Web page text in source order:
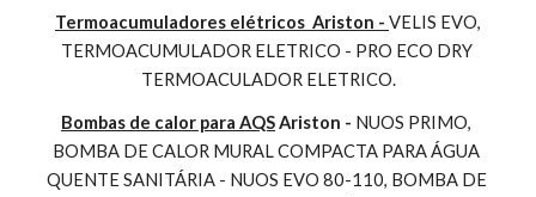
Termoacumuladores elétricos  Ariston - VELIS EVO,
TERMOACUMULADOR ELETRICO - PRO ECO DRY
TERMOACULADOR ELETRICO.
Bombas de calor para AQS Ariston - NUOS PRIMO,
BOMBA DE CALOR MURAL COMPACTA PARA ÁGUA
QUENTE SANITÁRIA - NUOS EVO 80-110, BOMBA DE